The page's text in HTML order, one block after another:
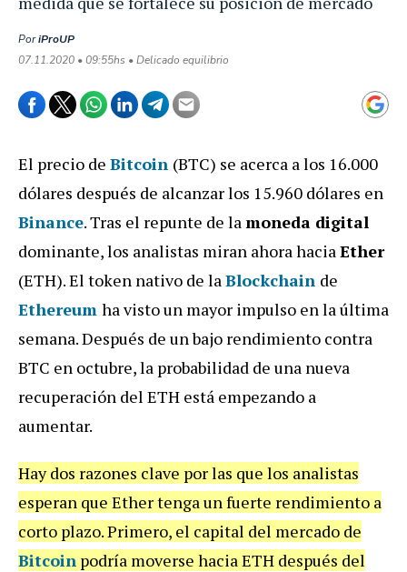
PoriProUP
07.11.2020 • 09:55hs • Delicado equilibrio
El precio de Bitcoin (BTC) se acerca a los 16.000
dólares después de alcanzar los 15.960 dólares en
Binance. Tras el repunte de lamoneda digital
dominante, los analistas miran ahora haciaEther
(ETH). El token nativo de laBlockchain de
Ethereum ha visto un mayor impulso en la última
semana. Después de un bajo rendimiento contra
BTC en octubre, la probabilidad de una nueva
recuperación del ETH está empezando a
aumentar.
Hay dos razones clave por las que los analistas
esperan que Ether tenga un fuerte rendimiento a
corto plazo. Primero, el capital del mercado de
Bitcoin podría moverse hacia ETH después del